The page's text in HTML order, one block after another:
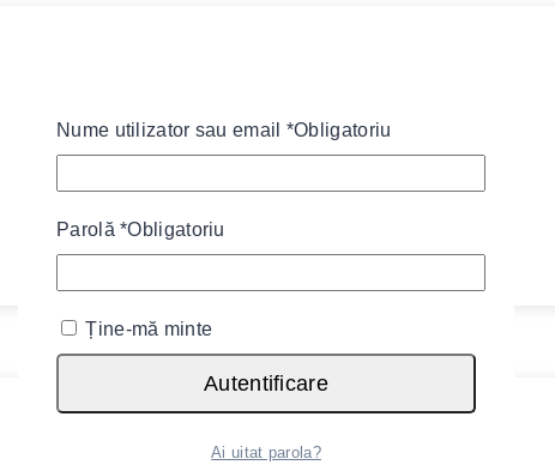
Nume utilizator sau email *Obligatoriu
Parolă*Obligatoriu
Ține-mă minte
Autentificare
Ai uitat parola?